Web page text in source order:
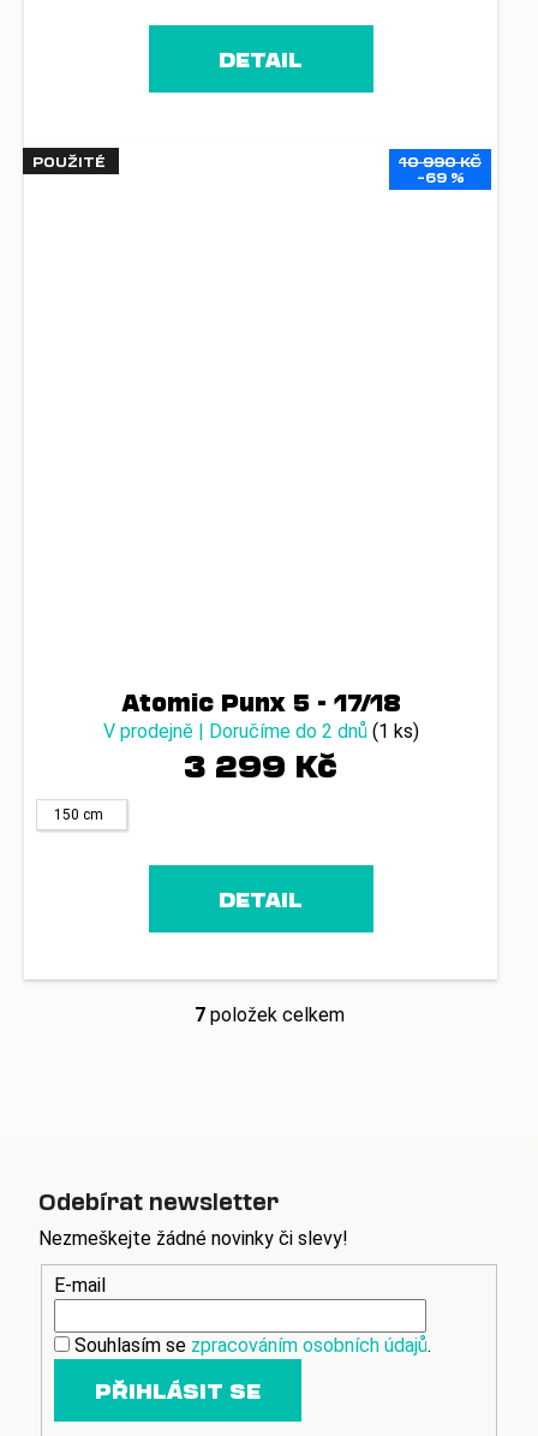
DETAIL
POUŽITÉ
10 990 KČ
–69 %
Atomic Punx 5 - 17/18
V prodejně | Doručíme do 2 dnů (1 ks)
3 299 Kč
150 cm
DETAIL
O
í
p
r
v
y
p
7položek celkem
Odebírat newsletter
Nezmeškejte žádné novinky či slevy!
E-mail
Souhlasím se zpracováním osobních údajů.
PŘIHLÁSIT SE